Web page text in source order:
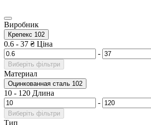
Виробник
Крепекс 102
0.6 - 37 ₴ Ціна
-
Виберіть фільтри
Материал
Оцинкованная сталь 102
10 - 120 Длина
-
Виберіть фільтри
Тип